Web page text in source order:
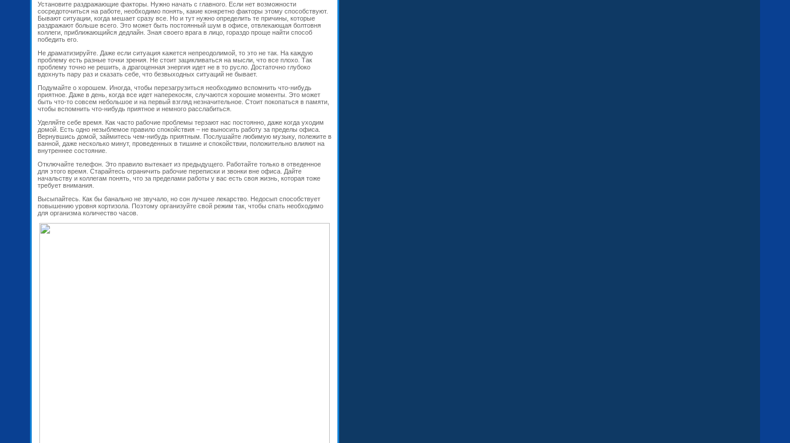
Установите раздражающие факторы. Нужно начать с главного. Если нет возможности
сосредоточиться на работе, необходимо понять, какие конкретно факторы этому способствуют.
Бывают ситуации, когда мешает сразу все. Но и тут нужно определить те причины, которые
раздражают больше всего. Это может быть постоянный шум в офисе, отвлекающая болтовня
коллеги, приближающийся дедлайн. Зная своего врага в лицо, гораздо проще найти способ
победить его.
Не драматизируйте. Даже если ситуация кажется непреодолимой, то это не так. На каждую
проблему есть разные точки зрения. Не стоит зацикливаться на мысли, что все плохо. Так
проблему точно не решить, а драгоценная энергия идет не в то русло. Достаточно глубоко
вдохнуть пару раз и сказать себе, что безвыходных ситуаций не бывает.
Подумайте о хорошем. Иногда, чтобы перезагрузиться необходимо вспомнить что-нибудь
приятное. Даже в день, когда все идет наперекосяк, случаются хорошие моменты. Это может
быть что-то совсем небольшое и на первый взгляд незначительное. Стоит покопаться в памяти,
чтобы вспомнить что-нибудь приятное и немного расслабиться.
Уделяйте себе время. Как часто рабочие проблемы терзают нас постоянно, даже когда уходим
домой. Есть одно незыблемое правило спокойствия – не выносить работу за пределы офиса.
Вернувшись домой, займитесь чем-нибудь приятным. Послушайте любимую музыку, полежите в
ванной, даже несколько минут, проведенных в тишине и спокойствии, положительно влияют на
внутреннее состояние.
Отключайте телефон. Это правило вытекает из предыдущего. Работайте только в отведенное
для этого время. Старайтесь ограничить рабочие переписки и звонки вне офиса. Дайте
начальству и коллегам понять, что за пределами работы у вас есть своя жизнь, которая тоже
требует внимания.
Высыпайтесь. Как бы банально не звучало, но сон лучшее лекарство. Недосып способствует
повышению уровня кортизола. Поэтому организуйте свой режим так, чтобы спать необходимо
для организма количество часов.